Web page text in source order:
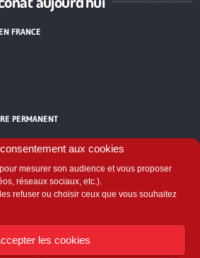
aux cookies
mesurer son audience et vous proposer
réseaux sociaux, etc.).
refuser ou choisir ceux que vous souhaitez
les cookies
FRANCE
PERMANENT